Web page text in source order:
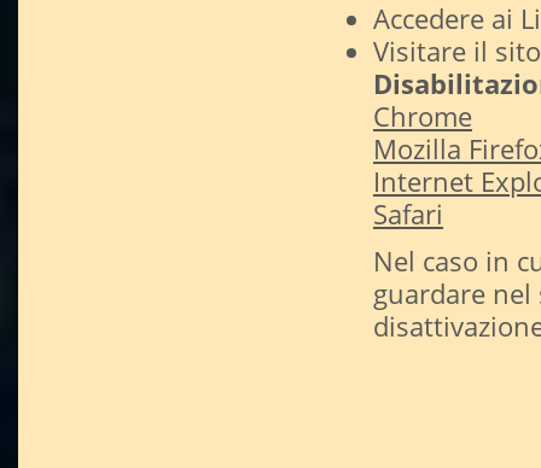
Accedere ai
Visitare il
Chrome
Mozilla
Internet
Safari
Nel caso in
guardare nel